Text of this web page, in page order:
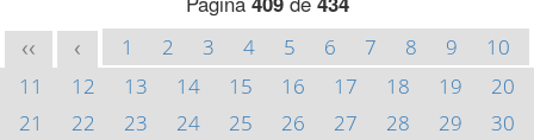
<< < 1 2 3 4 5 6 7 8 9
10
11
12 13 14 15 16 17 18 19
20
21
22 23 24 25 26 27 28 29
30